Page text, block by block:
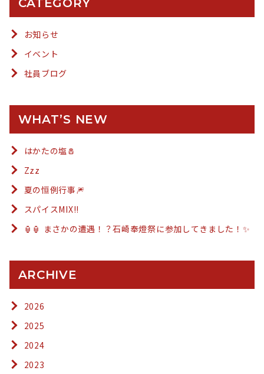
CATEGORY
お知らせ
イベント
社員ブログ
WHAT’S NEW
はかたの塩🧂
Zzz
夏の恒例行事🎆
スパイスMIX!!
🏮🏮 まさかの遭遇！？石崎奉燈祭に参加してきました！✨
ARCHIVE
2026
2025
2024
2023